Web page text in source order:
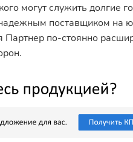
могут служить долгие
поставщиком на
по-стоянно